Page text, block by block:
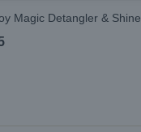
Magic Detangler & Shine